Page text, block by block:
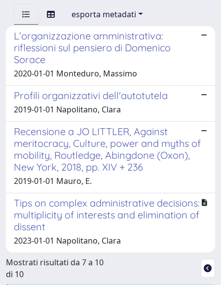
esporta metadati
L’organizzazione amministrativa:
riflessioni sul pensiero di Domenico
Sorace
2020-01-01 Monteduro, Massimo
Profili organizzativi dell'autotutela
2019-01-01 Napolitano, Clara
Recensione a JO LITTLER, Against
meritocracy, Culture, power and myths of
mobility, Routledge, Abingdone (Oxon),
New York, 2018, pp. XIV + 236
2019-01-01 Mauro, E.
Tips on complex administrative decisions:
multiplicity of interests and elimination of
dissent
2023-01-01 Napolitano, Clara
Mostrati risultati da 7 a 10
di 10